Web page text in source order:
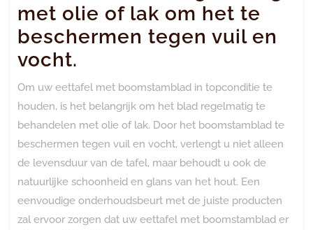
met olie of lak om het te
beschermen tegen vuil en
vocht.
Om uw eettafel met boomstamblad in topconditie te
houden, is het belangrijk om het blad regelmatig te
behandelen met olie of lak. Door het boomstamblad te
beschermen tegen vuil en vocht, verlengt u niet alleen
de levensduur van de tafel, maar behoudt u ook de
natuurlijke schoonheid en glans van het hout. Een
eenvoudige onderhoudsbeurt met de juiste producten
zal ervoor zorgen dat uw eettafel met boomstamblad er